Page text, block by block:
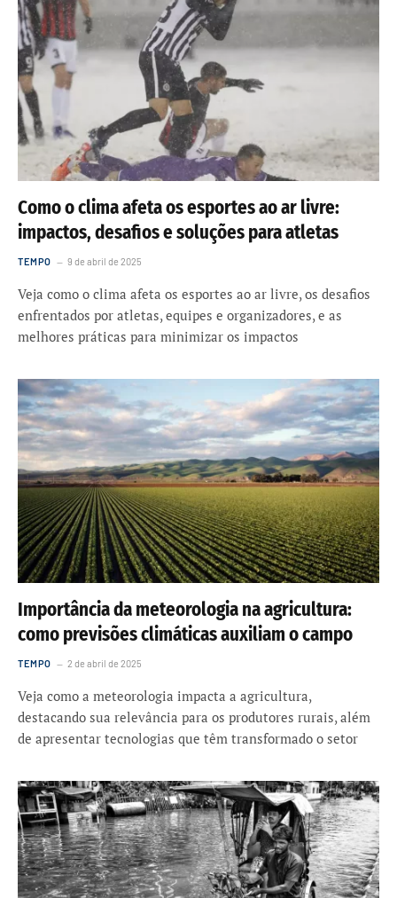
Como o clima afeta os esportes ao ar livre:
impactos, desafios e soluções para atletas
TEMPO 9 de abril de 2025
Veja como o clima afeta os esportes ao ar livre, os desafios
enfrentados por atletas, equipes e organizadores, e as
melhores práticas para minimizar os impactos
Importância da meteorologia na agricultura:
como previsões climáticas auxiliam o campo
TEMPO 2 de abril de 2025
Veja como a meteorologia impacta a agricultura,
destacando sua relevância para os produtores rurais, além
de apresentar tecnologias que têm transformado o setor